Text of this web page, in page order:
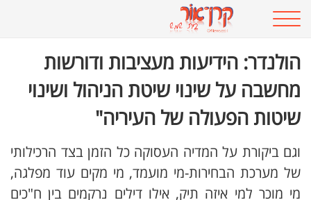
הולנדר: הידיעות מעציבות ודורשות
מחשבה על שינוי שיטת הניהול ושינוי
שיטות הפעולה של העיריה"
וגם ביקורת על המדיה העסוקה כל הזמן בצד הרכילותי
של מערכת הבחירות-מי מועמד, מי מקים עוד מפלגה,
מי מוכר למי איזה תיק, אילו דילים נרקמים בין ח"כים